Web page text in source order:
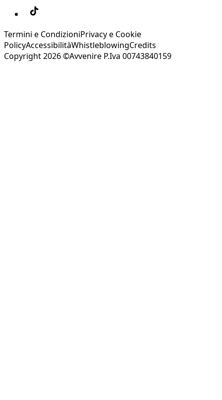
Termini e CondizioniPrivacy e Cookie
PolicyAccessibilitàWhistleblowingCredits
Copyright 2026 ©Avvenire P.Iva 00743840159